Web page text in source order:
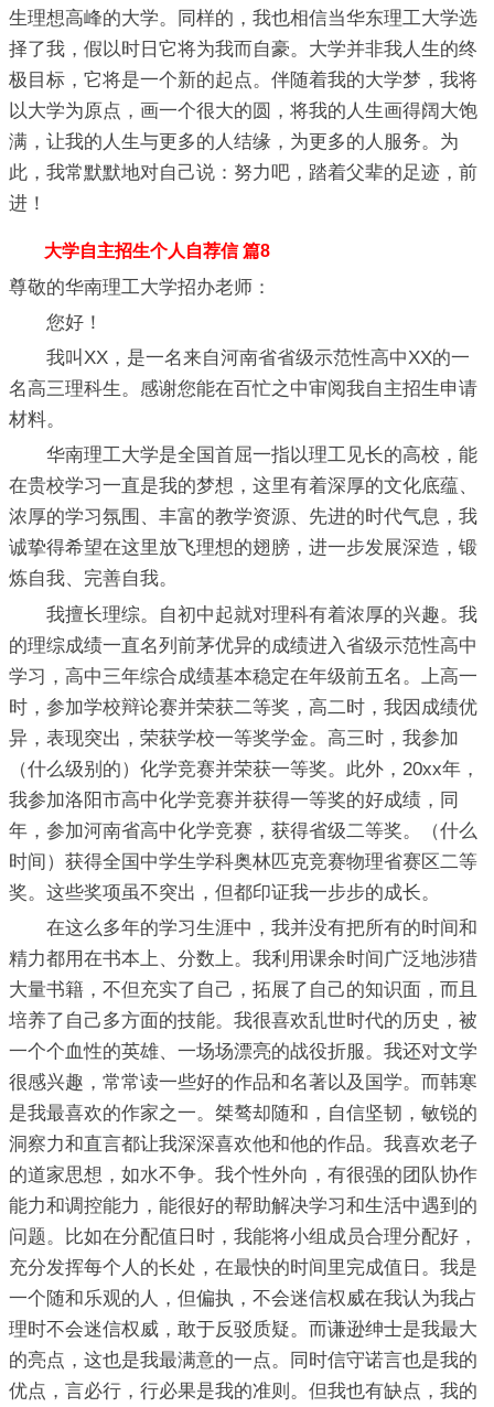
生理想高峰的大学。同样的，我也相信当华东理工大学选
择了我，假以时日它将为我而自豪。大学并非我人生的终
极目标，它将是一个新的起点。伴随着我的大学梦，我将
以大学为原点，画一个很大的圆，将我的人生画得阔大饱
满，让我的人生与更多的人结缘，为更多的人服务。为
此，我常默默地对自己说：努力吧，踏着父辈的足迹，前
进！
大学自主招生个人自荐信 篇8
尊敬的华南理工大学招办老师：
您好！
我叫XX，是一名来自河南省省级示范性高中XX的一
名高三理科生。感谢您能在百忙之中审阅我自主招生申请
材料。
华南理工大学是全国首屈一指以理工见长的高校，能
在贵校学习一直是我的梦想，这里有着深厚的文化底蕴、
浓厚的学习氛围、丰富的教学资源、先进的时代气息，我
诚挚得希望在这里放飞理想的翅膀，进一步发展深造，锻
炼自我、完善自我。
我擅长理综。自初中起就对理科有着浓厚的兴趣。我
的理综成绩一直名列前茅优异的成绩进入省级示范性高中
学习，高中三年综合成绩基本稳定在年级前五名。上高一
时，参加学校辩论赛并荣获二等奖，高二时，我因成绩优
异，表现突出，荣获学校一等奖学金。高三时，我参加
（什么级别的）化学竞赛并荣获一等奖。此外，20xx年，
我参加洛阳市高中化学竞赛并获得一等奖的好成绩，同
年，参加河南省高中化学竞赛，获得省级二等奖。（什么
时间）获得全国中学生学科奥林匹克竞赛物理省赛区二等
奖。这些奖项虽不突出，但都印证我一步步的成长。
在这么多年的学习生涯中，我并没有把所有的时间和
精力都用在书本上、分数上。我利用课余时间广泛地涉猎
大量书籍，不但充实了自己，拓展了自己的知识面，而且
培养了自己多方面的技能。我很喜欢乱世时代的历史，被
一个个血性的英雄、一场场漂亮的战役折服。我还对文学
很感兴趣，常常读一些好的作品和名著以及国学。而韩寒
是我最喜欢的作家之一。桀骜却随和，自信坚韧，敏锐的
洞察力和直言都让我深深喜欢他和他的作品。我喜欢老子
的道家思想，如水不争。我个性外向，有很强的团队协作
能力和调控能力，能很好的帮助解决学习和生活中遇到的
问题。比如在分配值日时，我能将小组成员合理分配好，
充分发挥每个人的长处，在最快的时间里完成值日。我是
一个随和乐观的人，但偏执，不会迷信权威在我认为我占
理时不会迷信权威，敢于反驳质疑。而谦逊绅士是我最大
的亮点，这也是我最满意的一点。同时信守诺言也是我的
优点，言必行，行必果是我的准则。但我也有缺点，我的